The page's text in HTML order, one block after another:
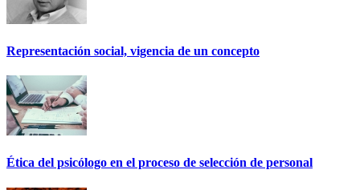
Representación social, vigencia de un concepto
Ética del psicólogo en el proceso de selección de personal